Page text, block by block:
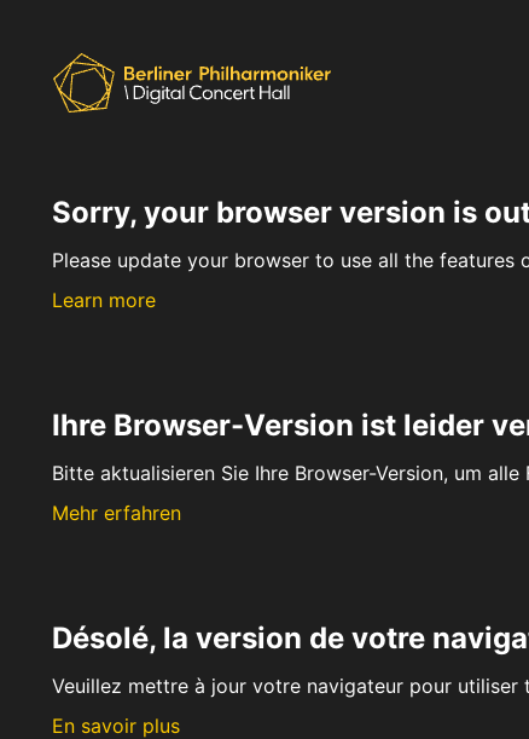
Sorry, your browser version is
Please update your browser to use all the features
Learn more
Ihre Browser-Version ist leider
Bitte aktualisieren Sie Ihre Browser-Version, um
Mehr erfahren
Désolé, la version de votre
Veuillez mettre à jour votre navigateur pour
En savoir plus